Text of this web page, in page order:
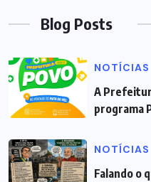
Blog Posts
NOTÍCIAS
A
programa
NOTÍCIAS
Falando o